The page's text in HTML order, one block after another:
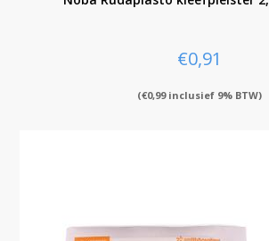
€0,91
(€0,99inclusief 9% BTW)